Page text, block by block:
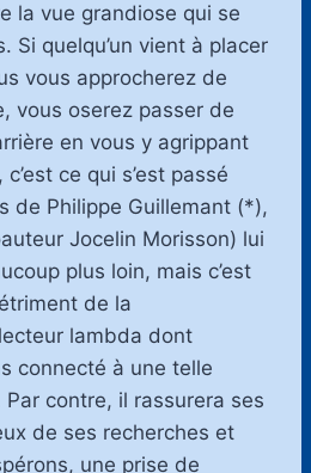
la vue grandiose qui se
Si quelqu’un vient à placer
vous approcherez de
vous oserez passer de
en vous y agrippant
ce qui s’est passé
de Philippe Guillemant (*),
Jocelin Morisson) lui
plus loin, mais c’est
de la
lambda dont
connecté à une telle
contre, il rassurera ses
de ses recherches et
une prise de